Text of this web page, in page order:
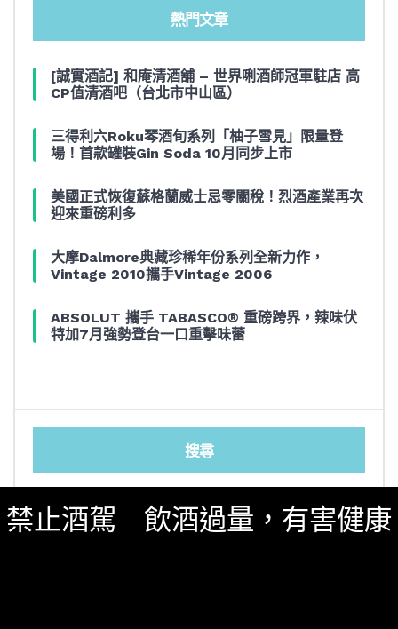
熱門文章
[誠實酒記] 和庵清酒舖 – 世界唎酒師冠軍駐店 高
CP值清酒吧（台北市中山區）
三得利六Roku琴酒旬系列「柚子雪見」限量登
場！首款罐裝Gin Soda 10月同步上市
美國正式恢復蘇格蘭威士忌零關稅！烈酒產業再次
迎來重磅利多
大摩Dalmore典藏珍稀年份系列全新力作，
Vintage 2010攜手Vintage 2006
ABSOLUT 攜手 TABASCO® 重磅跨界，辣味伏
特加7月強勢登台一口重擊味蕾
搜尋
SEARCH
FOR:
SEARCH
禁止酒駕 飲酒過量，有害健康